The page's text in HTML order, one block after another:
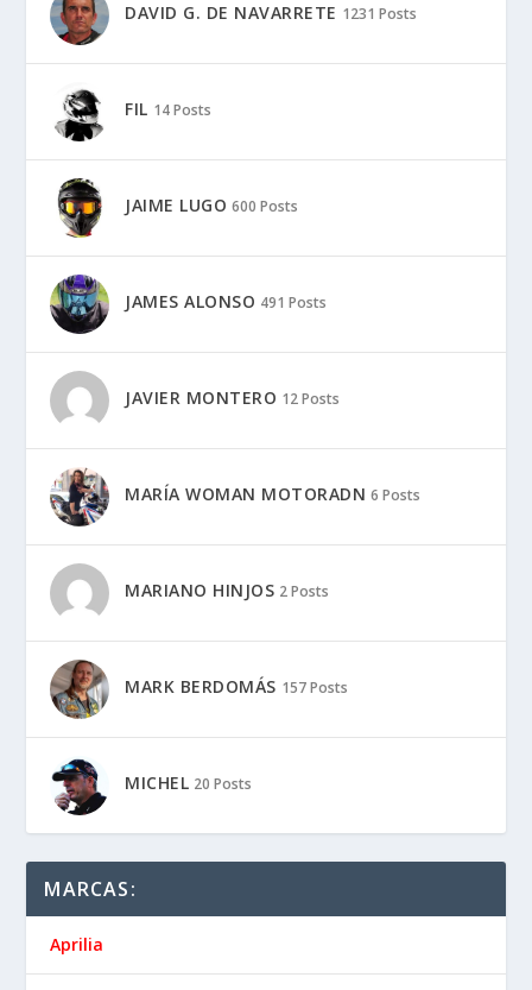
DAVID G. DE NAVARRETE 1231 Posts
FIL 14 Posts
JAIME LUGO 600 Posts
JAMES ALONSO 491 Posts
JAVIER MONTERO 12 Posts
MARÍA WOMAN MOTORADN 6 Posts
MARIANO HINJOS 2 Posts
MARK BERDOMÁS 157 Posts
MICHEL 20 Posts
MARCAS:
Aprilia